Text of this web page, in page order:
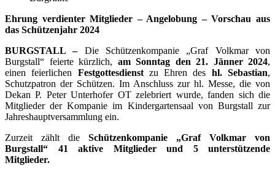
Ehrung verdienter Mitglieder – Angelobung – Vorschau aus
das Schützenjahr 2024
BURGSTALL – Die Schützenkompanie „Graf Volkmar von
Burgstall“ feierte kürzlich, am Sonntag den 21. Jänner 2024,
einen feierlichen Festgottesdienstzu Ehren des hl. Sebastian,
Schutzpatron der Schützen. Im Anschluss zur hl. Messe, die von
Dekan P. Peter Unterhofer OT zelebriert wurde, fanden sich die
Mitglieder der Kompanie im Kindergartensaal von Burgstall zur
Jahreshauptversammlung ein.
Zurzeit zählt die Schützenkompanie „Graf Volkmar von
Burgstall“ 41 aktive Mitglieder und 5 unterstützende
Mitglieder.